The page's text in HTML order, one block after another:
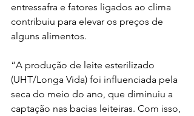
entressafra e fatores ligados ao clima
contribuiu para elevar os preços de
alguns alimentos.
“A produção de leite esterilizado
(UHT/Longa Vida) foi influenciada pela
seca do meio do ano, que diminuiu a
captação nas bacias leiteiras. Com isso,